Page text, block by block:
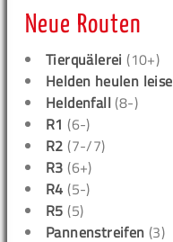
Neue Routen
Tierquälerei (10+)
Helden heulen leise
Heldenfall (8-)
R1 (6-)
R2 (7-/7)
R3 (6+)
R4 (5-)
R5 (5)
Pannenstreifen (3)